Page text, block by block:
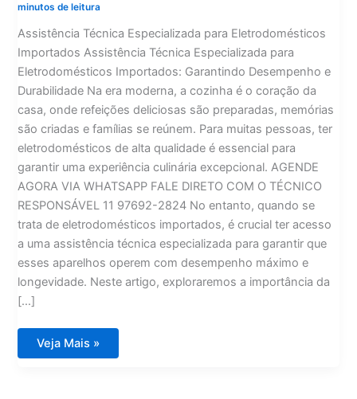
minutos de leitura
Assistência Técnica Especializada para Eletrodomésticos
Importados Assistência Técnica Especializada para
Eletrodomésticos Importados: Garantindo Desempenho e
Durabilidade Na era moderna, a cozinha é o coração da
casa, onde refeições deliciosas são preparadas, memórias
são criadas e famílias se reúnem. Para muitas pessoas, ter
eletrodomésticos de alta qualidade é essencial para
garantir uma experiência culinária excepcional. AGENDE
AGORA VIA WHATSAPP FALE DIRETO COM O TÉCNICO
RESPONSÁVEL 11 97692-2824 No entanto, quando se
trata de eletrodomésticos importados, é crucial ter acesso
a uma assistência técnica especializada para garantir que
esses aparelhos operem com desempenho máximo e
longevidade. Neste artigo, exploraremos a importância da
[…]
Assistência
Técnica
Veja Mais »